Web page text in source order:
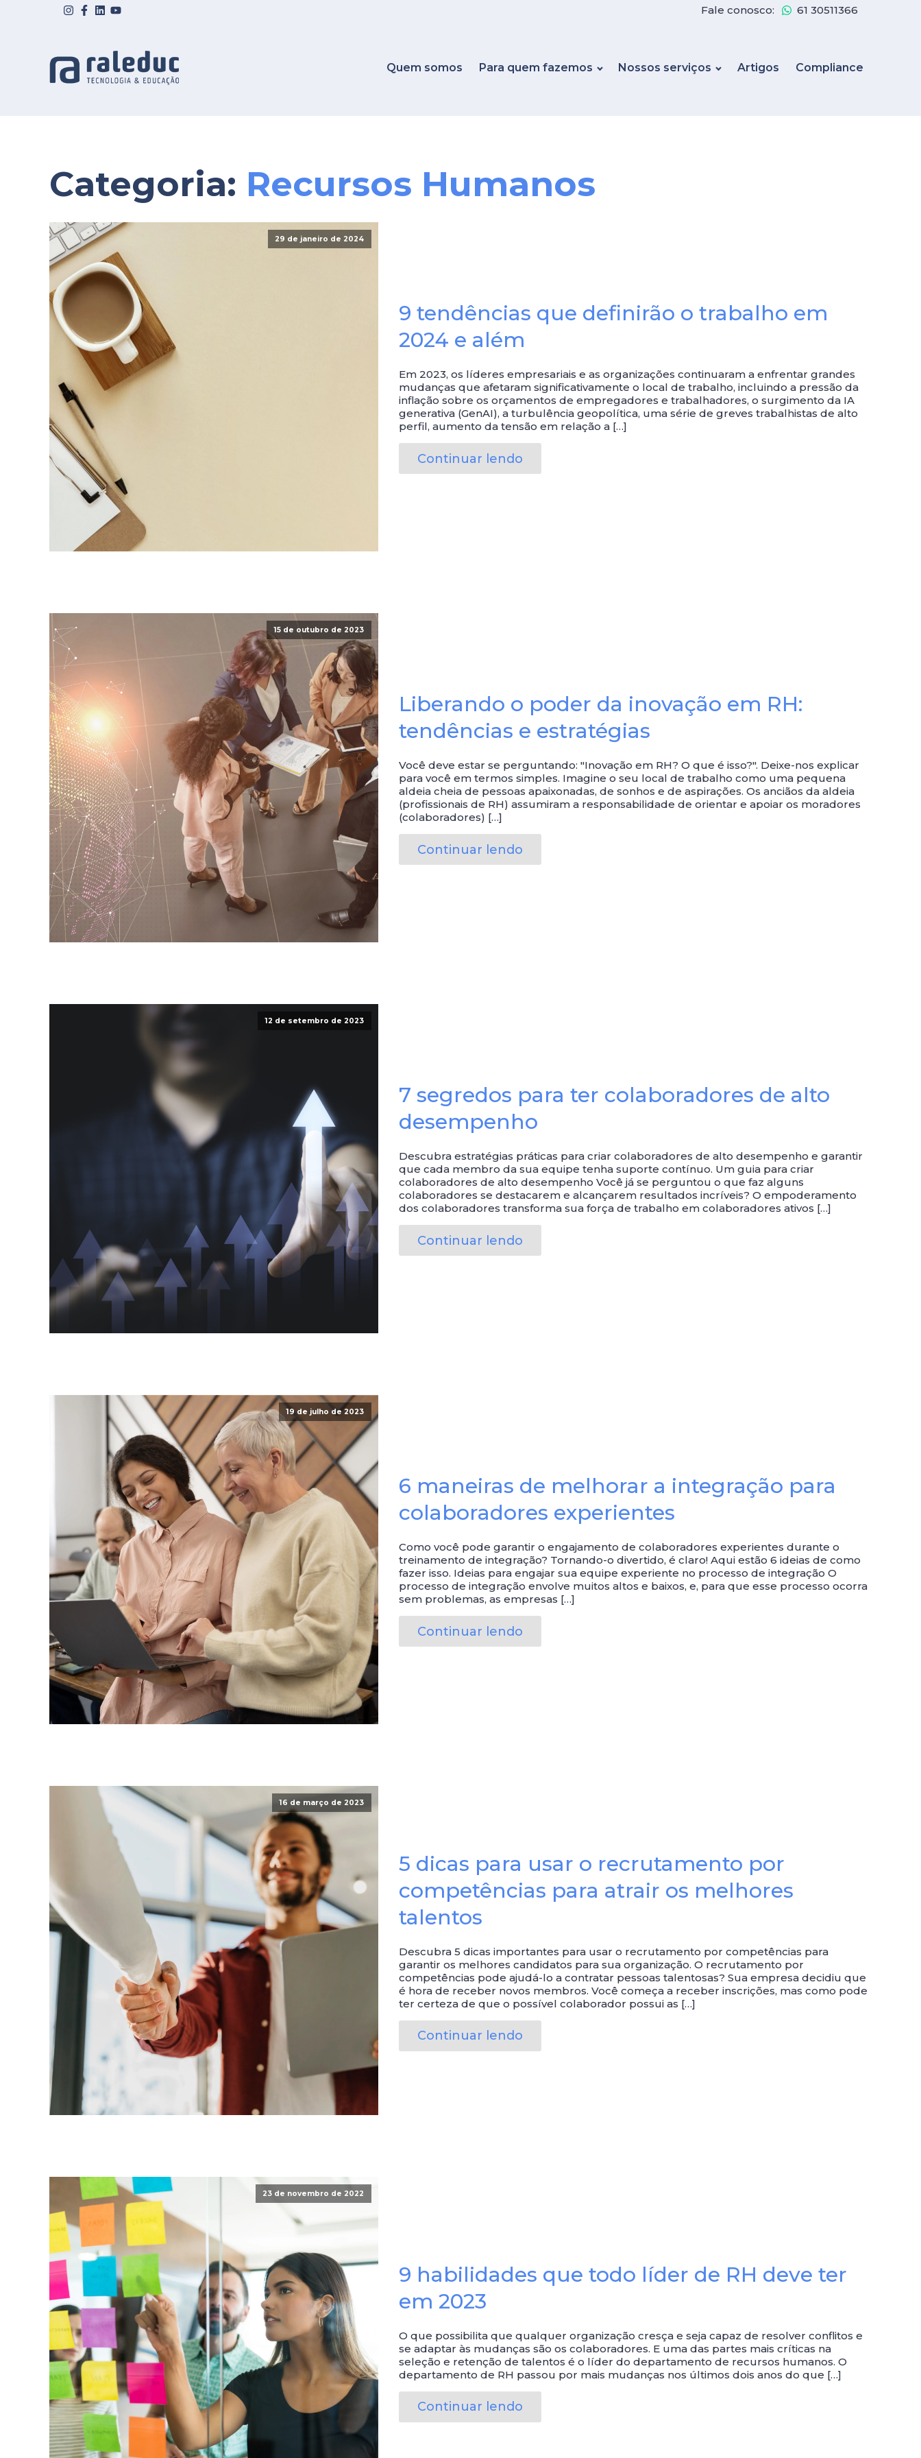
Fale conosco: 61 30511366
Quem somos Para quem fazemos Nossos serviços Artigos Compliance
Categoria: Recursos Humanos
29 de janeiro de 2024
9 tendências que definirão o trabalho em
2024 e além
Em 2023, os líderes empresariais e as organizações continuaram a enfrentar grandes
mudanças que afetaram significativamente o local de trabalho, incluindo a pressão da
inflação sobre os orçamentos de empregadores e trabalhadores, o surgimento da IA
generativa (GenAI), a turbulência geopolítica, uma série de greves trabalhistas de alto
perfil, aumento da tensão em relação a […]
Continuar lendo
15 de outubro de 2023
Liberando o poder da inovação em RH:
tendências e estratégias
Você deve estar se perguntando: "Inovação em RH? O que é isso?". Deixe-nos explicar
para você em termos simples. Imagine o seu local de trabalho como uma pequena
aldeia cheia de pessoas apaixonadas, de sonhos e de aspirações. Os anciãos da aldeia
(profissionais de RH) assumiram a responsabilidade de orientar e apoiar os moradores
(colaboradores) […]
Continuar lendo
12 de setembro de 2023
7 segredos para ter colaboradores de alto
desempenho
Descubra estratégias práticas para criar colaboradores de alto desempenho e garantir
que cada membro da sua equipe tenha suporte contínuo. Um guia para criar
colaboradores de alto desempenho Você já se perguntou o que faz alguns
colaboradores se destacarem e alcançarem resultados incríveis? O empoderamento
dos colaboradores transforma sua força de trabalho em colaboradores ativos […]
Continuar lendo
19 de julho de 2023
6 maneiras de melhorar a integração para
colaboradores experientes
Como você pode garantir o engajamento de colaboradores experientes durante o
treinamento de integração? Tornando-o divertido, é claro! Aqui estão 6 ideias de como
fazer isso. Ideias para engajar sua equipe experiente no processo de integração O
processo de integração envolve muitos altos e baixos, e, para que esse processo ocorra
sem problemas, as empresas […]
Continuar lendo
16 de março de 2023
5 dicas para usar o recrutamento por
competências para atrair os melhores
talentos
Descubra 5 dicas importantes para usar o recrutamento por competências para
garantir os melhores candidatos para sua organização. O recrutamento por
competências pode ajudá-lo a contratar pessoas talentosas? Sua empresa decidiu que
é hora de receber novos membros. Você começa a receber inscrições, mas como pode
ter certeza de que o possível colaborador possui as […]
Continuar lendo
23 de novembro de 2022
9 habilidades que todo líder de RH deve ter
em 2023
O que possibilita que qualquer organização cresça e seja capaz de resolver conflitos e
se adaptar às mudanças são os colaboradores. E uma das partes mais críticas na
seleção e retenção de talentos é o líder do departamento de recursos humanos. O
departamento de RH passou por mais mudanças nos últimos dois anos do que […]
Continuar lendo